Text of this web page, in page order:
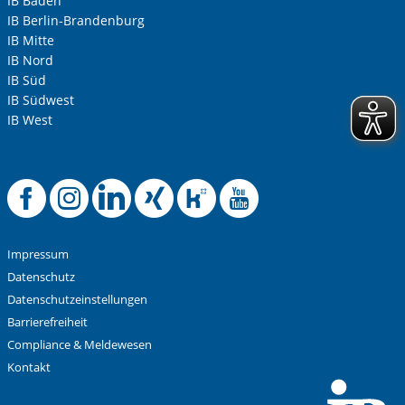
IB Berlin-Brandenburg
IB Mitte
IB Nord
IB Süd
IB Südwest
IB West
Offizielle
Offizielle
Offizielle
Offizielle
Offizielle
Impressum
Datenschutz
Datenschutzeinstellungen
Barrierefreiheit
Compliance & Meldewesen
Kontakt